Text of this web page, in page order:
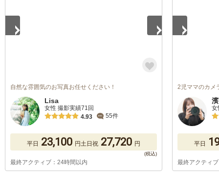
自然な雰囲気のお写真お任せください！
Lisa
女性 撮影実績71回
4.93
55件
平日 23,100 円土日祝 27,720 円
最終アクティブ：24時間以内
2児ママのカメ
女
平日
最終アクティ